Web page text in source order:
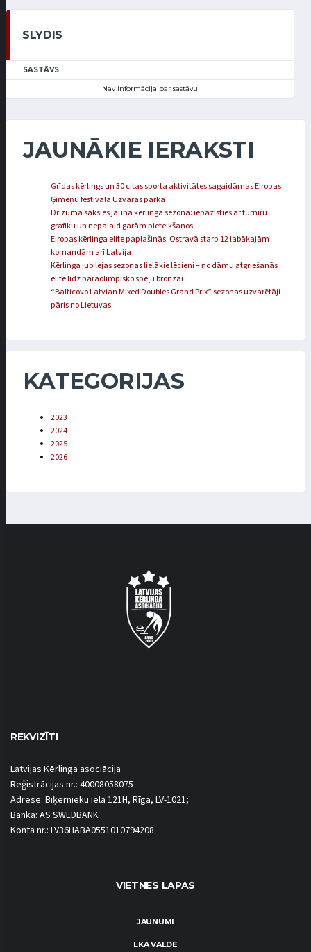
SLYDIS
SASTĀVS
Nav informācija par sastāvu
JAUNĀKIE IERAKSTI
Grīdas kērlings un 30 citas sporta aktivitātes sagaidāmas Eiropas
Ģimeņu festivālā Uzvaras parkā
Drīzumā sāksies jaunā kērlinga sezona: iepazīsties ar turnīru
grafiku un nepalaid garām pieteikšanos
Eiropas kērlinga elite paplašinās: Ostravā starp 12 labākajām
komandām arī Latvija
Kērlinga jubilejas sezonas lielākie lēcieni – no dāmu atgriešanās
elitē līdz paraolimpisko spēļu bronzai
“Balticovo Latvian Mixed Doubles Grand Prix” sezonas uzvarētāji –
pāris no Lietuvas
KATEGORIJAS
2023
2024
2025
2026
REKVIZĪTI
Latvijas Kērlinga asociācija
Reģistrācijas nr.: 40008058075
Adrese: Biķernieku iela 121H, Rīga, LV-1021;
Banka: AS SWEDBANK
Konta nr.: LV36HABA0551010794208
VIETNES LAPAS
JAUNUMI
LKA VALDE